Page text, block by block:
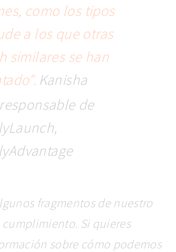
como los tipos
a los que otras
similares se han
Kanisha
de
fragmentos de nuestro
Si quieres
sobre cómo podemos